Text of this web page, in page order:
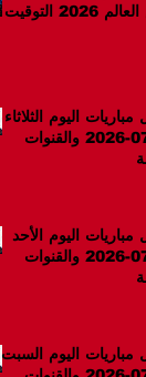
كأس العالم 2026 التوقيت
اليوم الثلاثاء
14-07-2026 والقنوات
اليوم الأحد
12-07-2026 والقنوات
مباريات اليوم السبت